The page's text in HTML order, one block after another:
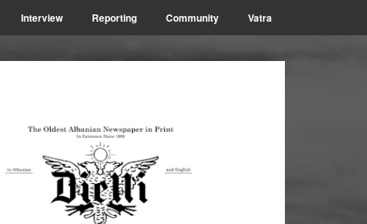
Interview Reporting Community Vatra